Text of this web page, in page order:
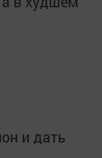
и дать